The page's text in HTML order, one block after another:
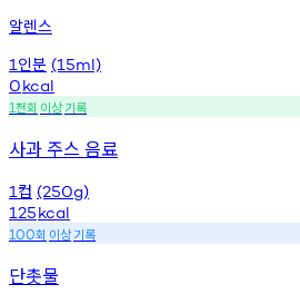
알렌스
1 인분 (15ml)
0kcal
1천회 이상기록
사과 주스 음료
1 컵 (250g)
125kcal
100회 이상기록
단촛물